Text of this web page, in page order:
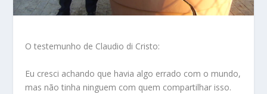
O testemunho de Claudio di Cristo:
Eu cresci achando que havia algo errado com o mundo,
mas não tinha ninguem com quem compartilhar isso.